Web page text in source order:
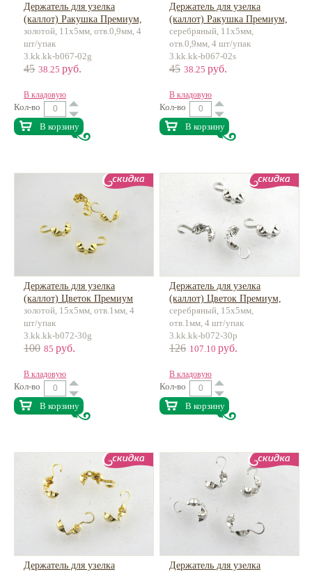
Держатель для узелка
(каллот) Ракушка Премиум,
латунь, 14к позолота
золотой, 11х5мм, отв.0,9мм, 4
шт/упак
3.kk.kk-b067-02g
45 38.25 руб.
В кладовую
Кол-во
В корзину
Держатель для узелка
(каллот) Ракушка Премиум,
латунь
серебряный, 11х5мм,
отв.0,9мм, 4 шт/упак
3.kk.kk-b067-02s
45 38.25 руб.
В кладовую
Кол-во
В корзину
Держатель для узелка
(каллот) Цветок Премиум
18К позолота, латунь
золотой, 15x5мм, отв.1мм, 4
шт/упак
3.kk.kk-b072-30g
100 85 руб.
В кладовую
Кол-во
В корзину
Держатель для узелка
(каллот) Цветок Премиум,
латунь
серебряный, 15х5мм,
отв.1мм, 4 шт/упак
3.kk.kk-b072-30p
126 107.10 руб.
В кладовую
Кол-во
В корзину
Держатель для узелка
Держатель для узелка